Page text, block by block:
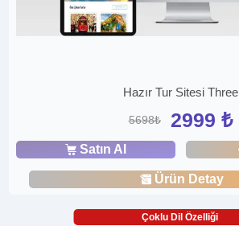
Hazır Tur Sitesi Three
5698₺ 2999 ₺
Satın Al
Ürün Detay
Çoklu Dil Özelliği